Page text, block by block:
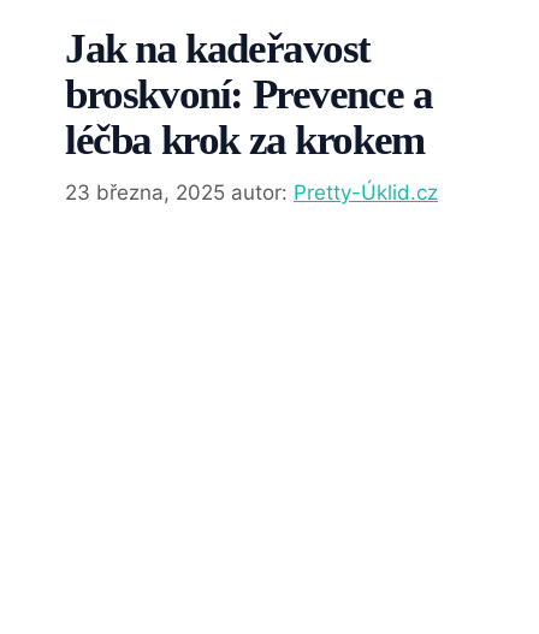
Jak na kadeřavost
broskvoní: Prevence a
léčba krok za krokem
23 března, 2025 autor: Pretty-Úklid.cz